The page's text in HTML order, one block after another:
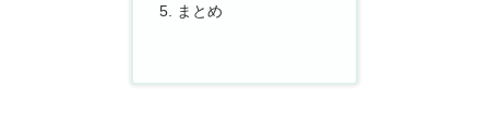
まとめ